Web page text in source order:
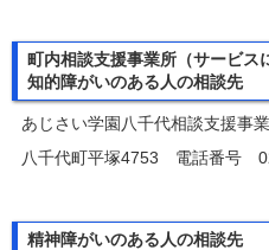
町内相談支援事業所（サービス
知的障がいのある人の相談先
あじさい学園八千代相談支援事
八千代町平塚4753 電話番号
精神障がいのある人の相談先